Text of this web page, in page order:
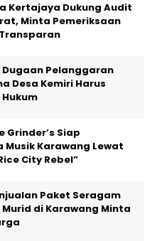
Kertajaya Dukung Audit
Minta Pemeriksaan
Dugaan Pelanggaran
Desa Kemiri Harus
Grinder’s Siap
Musik Karawang Lewat
City Rebel”
Paket Seragam
Murid di Karawang Minta